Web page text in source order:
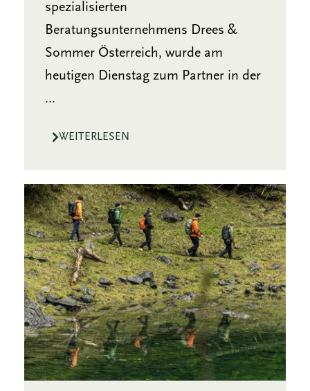
spezialisierten
Beratungsunternehmens Drees &
Sommer Österreich, wurde am
heutigen Dienstag zum Partner in der
...
WEITERLESEN